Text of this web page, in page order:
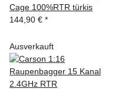
Cage 100%RTR türkis
144,90 € *
Ausverkauft